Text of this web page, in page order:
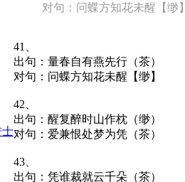
对句：问蝶方知花未醒【缈】
41、
出句：量春自有燕先行（茶）
对句：问蝶方知花未醒【缈】
42、
出句：醒复醉时山作枕（缈）
对句：爱兼恨处梦为凭（茶）
43、
出句：凭谁裁就云千朵（茶）